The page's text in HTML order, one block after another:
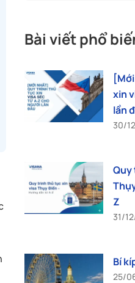
Bài viết phổ
xin
lần
30/
Z
31/
Bí
25/